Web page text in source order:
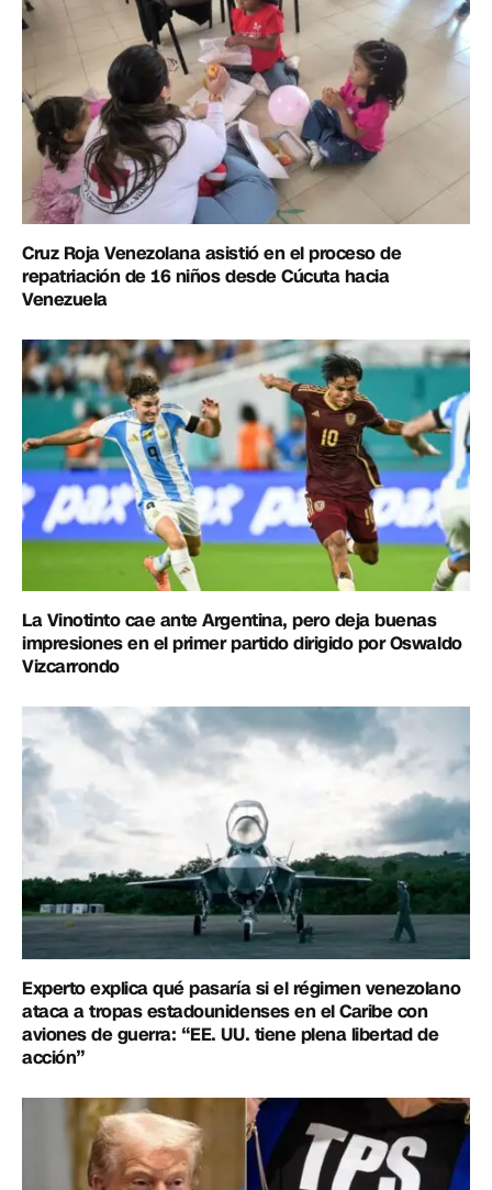
Cruz Roja Venezolana asistió en el proceso de
repatriación de 16 niños desde Cúcuta hacia
Venezuela
La Vinotinto cae ante Argentina, pero deja buenas
impresiones en el primer partido dirigido por Oswaldo
Vizcarrondo
Experto explica qué pasaría si el régimen venezolano
ataca a tropas estadounidenses en el Caribe con
aviones de guerra: “EE. UU. tiene plena libertad de
acción”